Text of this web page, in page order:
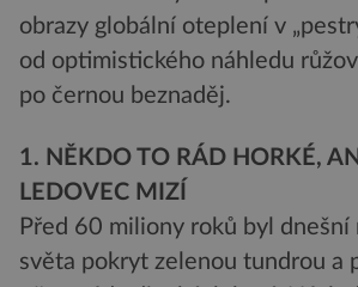
obrazy globální oteplení v
od optimistického náhledu
po černou beznaděj.
1. NĚKDO TO RÁD HORKÉ,
LEDOVEC MIZÍ
Před 60 miliony roků byl
světa pokryt zelenou tundrou a